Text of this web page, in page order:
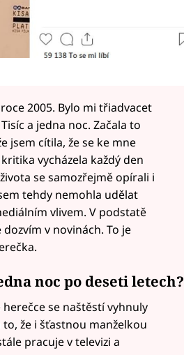
2005. Bylo mi třiadvacet
a jedna noc. Začala to
jsem cítila, že se ke mne
vycházela každý den
se samozřejmě opírali i
tehdy nemohla udělat
vlivem. V podstatě
v novinách. To je
noc po deseti letech?
se naštěstí vyhnuly
že i šťastnou manželkou
pracuje v televizi a